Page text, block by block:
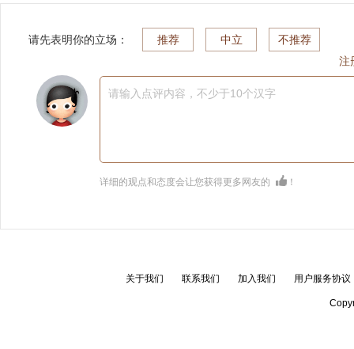
注
请先表明你的立场： 推荐 中立 不推荐
请输入点评内容，不少于10个汉字
详细的观点和态度会让您获得更多网友的 ！
关于我们 联系我们 加入我们 用户服务协议